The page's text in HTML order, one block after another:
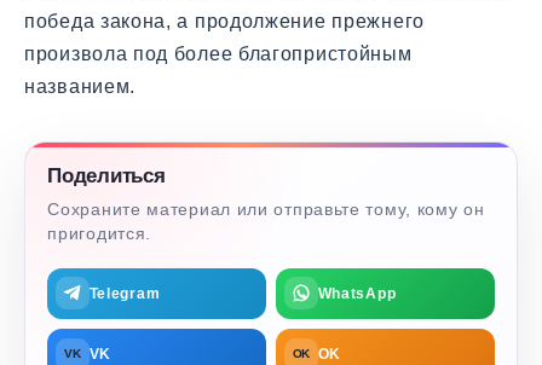
победа закона, а продолжение прежнего
произвола под более благопристойным
названием.
Поделиться
Сохраните материал или отправьте тому, кому он
пригодится.
Telegram WhatsApp
VK VK OK OK